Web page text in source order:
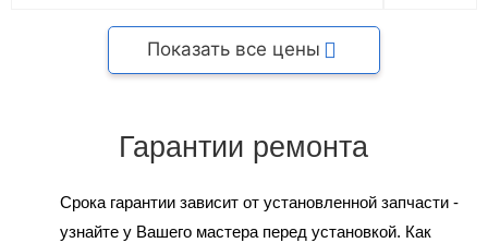
Показать все цены
Гарантии ремонта
Срока гарантии зависит от установленной запчасти -
узнайте у Вашего мастера перед установкой. Как